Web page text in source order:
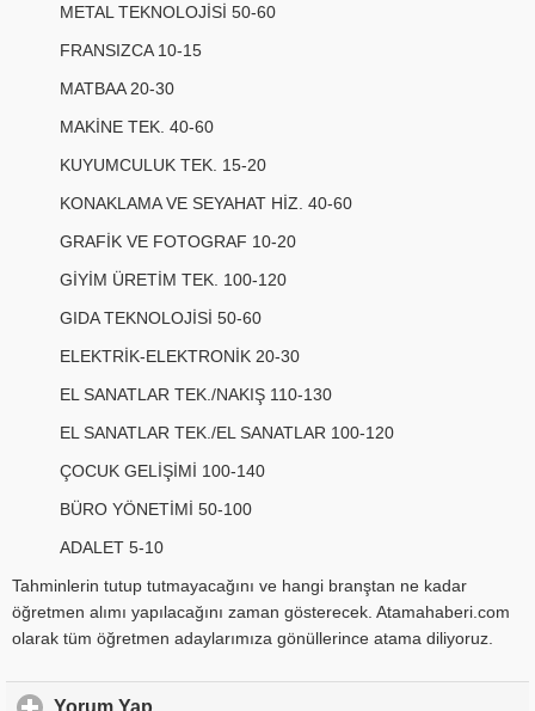
METAL TEKNOLOJİSİ 50-60
FRANSIZCA 10-15
MATBAA 20-30
MAKİNE TEK. 40-60
KUYUMCULUK TEK. 15-20
KONAKLAMA VE SEYAHAT HİZ. 40-60
GRAFİK VE FOTOGRAF 10-20
GİYİM ÜRETİM TEK. 100-120
GIDA TEKNOLOJİSİ 50-60
ELEKTRİK-ELEKTRONİK 20-30
EL SANATLAR TEK./NAKIŞ 110-130
EL SANATLAR TEK./EL SANATLAR 100-120
ÇOCUK GELİŞİMİ 100-140
BÜRO YÖNETİMİ 50-100
ADALET 5-10
Tahminlerin tutup tutmayacağını ve hangi branştan ne kadar
öğretmen alımı yapılacağını zaman gösterecek. Atamahaberi.com
olarak tüm öğretmen adaylarımıza gönüllerince atama diliyoruz.
Yorum Yap